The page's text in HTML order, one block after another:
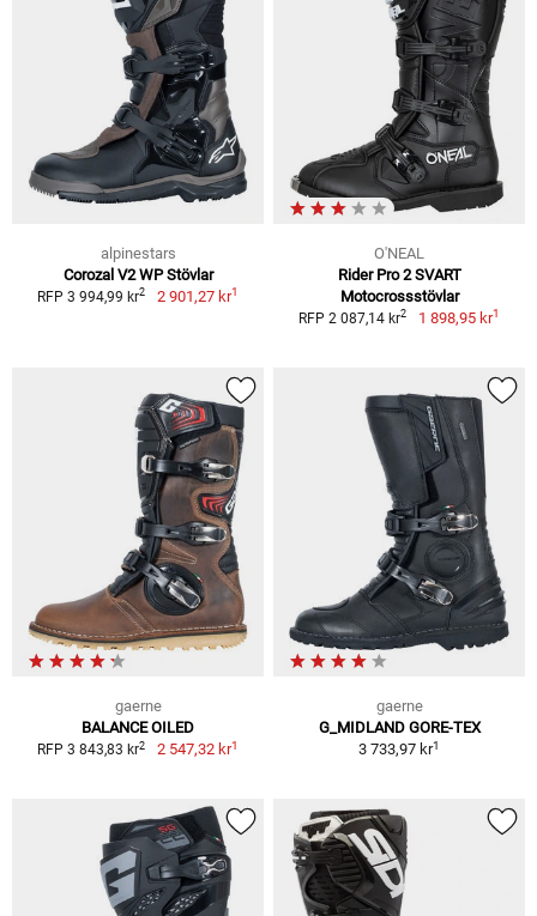
alpinestars
Corozal V2 WP Stövlar
RFP 3 994,99 kr2 2 901,27 kr1
O'NEAL
Rider Pro 2 SVART
Motocrossstövlar
RFP 2 087,14 kr2 1 898,95 kr1
gaerne
BALANCE OILED
RFP 3 843,83 kr2 2 547,32 kr1
gaerne
G_MIDLAND GORE-TEX
3 733,97 kr1